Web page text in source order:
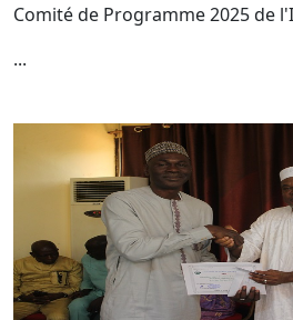
Comité de Programme 2025 de
...